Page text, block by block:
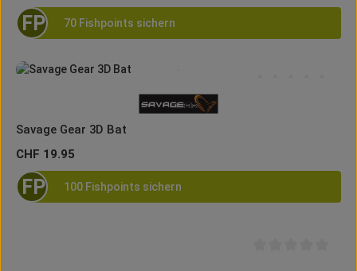
FP 70 Fishpoints sichern
Savage Gear 3D Bat
Regulärer Preis:
CHF 19.95
FP 100 Fishpoints sichern